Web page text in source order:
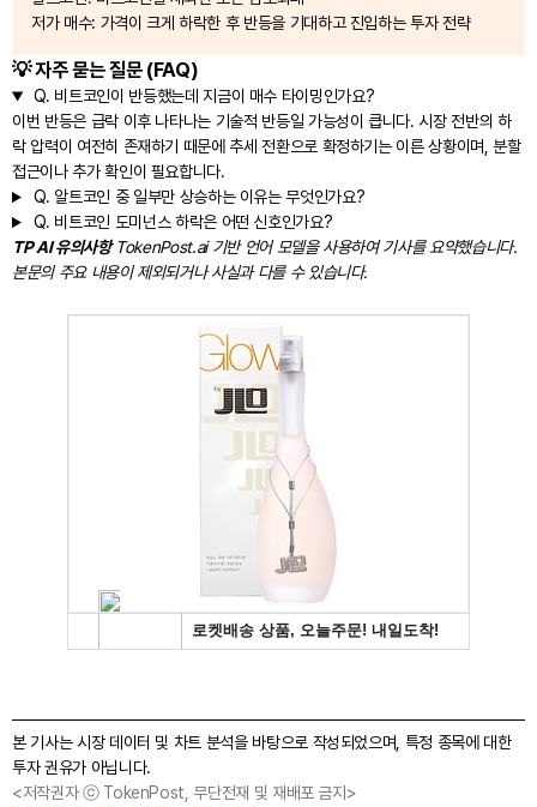
저가 매수: 가격이 크게 하락한 후 반등을 기대하고 진입하는 투자 전략
💡 자주 묻는 질문 (FAQ)
Q. 비트코인이 반등했는데 지금이 매수 타이밍인가요?
이번 반등은 급락 이후 나타나는 기술적 반등일 가능성이 큽니다. 시장 전반의 하
락 압력이 여전히 존재하기 때문에 추세 전환으로 확정하기는 이른 상황이며, 분할
접근이나 추가 확인이 필요합니다.
Q. 알트코인 중 일부만 상승하는 이유는 무엇인가요?
Q. 비트코인 도미넌스 하락은 어떤 신호인가요?
TP AI 유의사항TokenPost.ai 기반 언어 모델을 사용하여 기사를 요약했습니다.
본문의 주요 내용이 제외되거나 사실과 다를 수 있습니다.
본 기사는 시장 데이터 및 차트 분석을 바탕으로 작성되었으며, 특정 종목에 대한
투자 권유가 아닙니다.
<저작권자 ⓒ TokenPost, 무단전재 및 재배포 금지>